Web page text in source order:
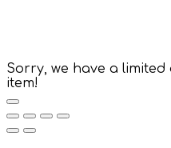
Sorry, we have a
item!